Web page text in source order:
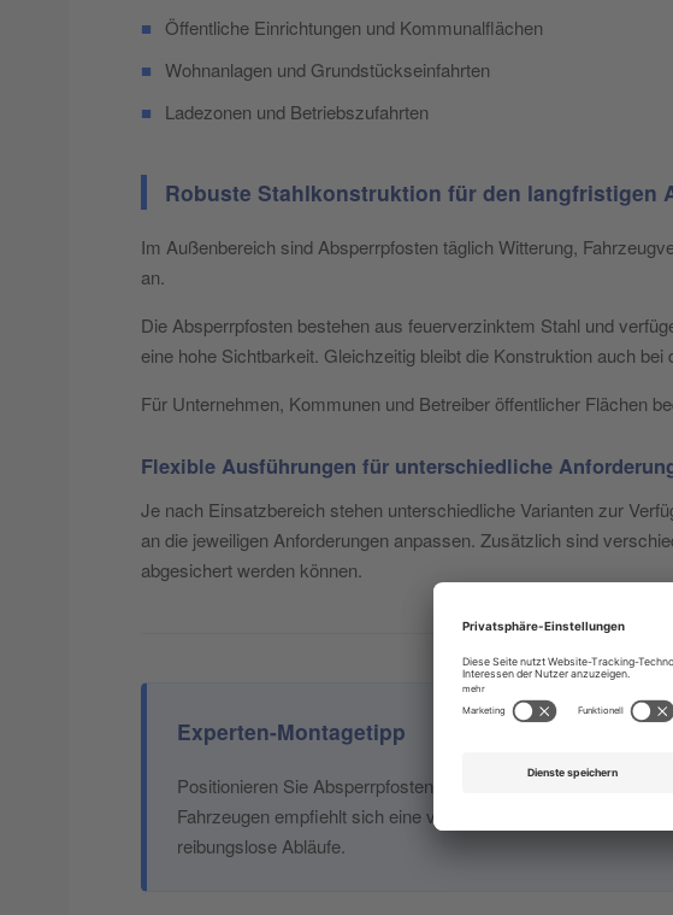
■ Öffentliche Einrichtungen und Kommunalflächen
■ Wohnanlagen und Grundstückseinfahrten
■
Ladezonen und Betriebszufahrten
Robuste Stahlkonstruktion für den langfristigen
Im Außenbereich sind Absperrpfosten täglich Witterung,
an.
Die Absperrpfosten bestehen aus feuerverzinktem Stahl und
eine hohe Sichtbarkeit. Gleichzeitig bleibt die Konstruktion auch
Für Unternehmen, Kommunen und Betreiber öffentlicher Flächen
Flexible Ausführungen für unterschiedliche
Je nach Einsatzbereich stehen unterschiedliche Varianten zur
an die jeweiligen Anforderungen anpassen. Zusätzlich sind
abgesichert werden können.
Experten-Montagetipp
Positionieren Sie Absperrpfosten immer so, dass
Fahrzeugen empfiehlt sich eine vorherige Prüfung der
reibungslose Abläufe.